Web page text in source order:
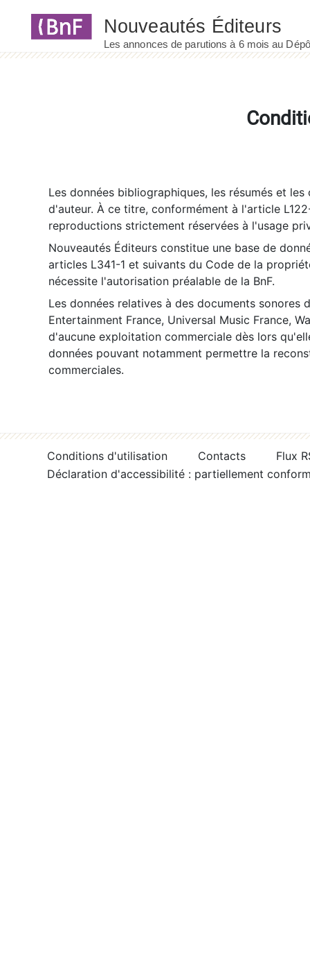
Les données bibliographiques, les résumés et
d'auteur. À ce titre, conformément à l'article
reproductions strictement réservées à l'usage
Nouveautés Éditeurs constitue une base de
articles L341-1 et suivants du Code de la
nécessite l'autorisation préalable de la BnF.
Les données relatives à des documents sonores
Entertainment France, Universal Music France,
d'aucune exploitation commerciale dès lors
données pouvant notamment permettre la
commerciales.
Conditions d'utilisation Contacts
Flux
Déclaration d'accessibilité : partiellement